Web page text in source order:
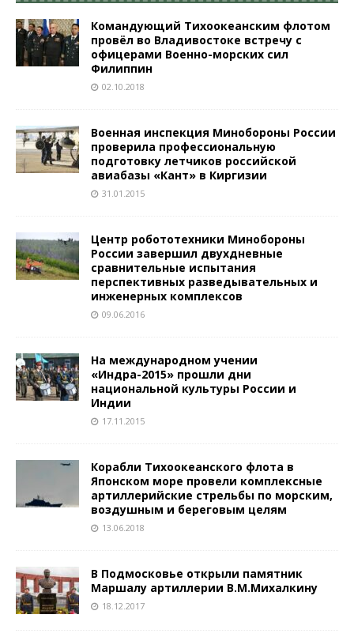
Командующий Тихоокеанским флотом
провёл во Владивостоке встречу с
офицерами Военно-морских сил
Филиппин
02.10.2018
Военная инспекция Минобороны России
проверила профессиональную
подготовку летчиков российской
авиабазы «Кант» в Киргизии
31.01.2015
Центр робототехники Минобороны
России завершил двухдневные
сравнительные испытания
перспективных разведывательных и
инженерных комплексов
09.06.2016
На международном учении
«Индра-2015» прошли дни
национальной культуры России и
Индии
17.11.2015
Корабли Тихоокеанского флота в
Японском море провели комплексные
артиллерийские стрельбы по морским,
воздушным и береговым целям
13.06.2018
В Подмосковье открыли памятник
Маршалу артиллерии В.М.Михалкину
18.12.2017